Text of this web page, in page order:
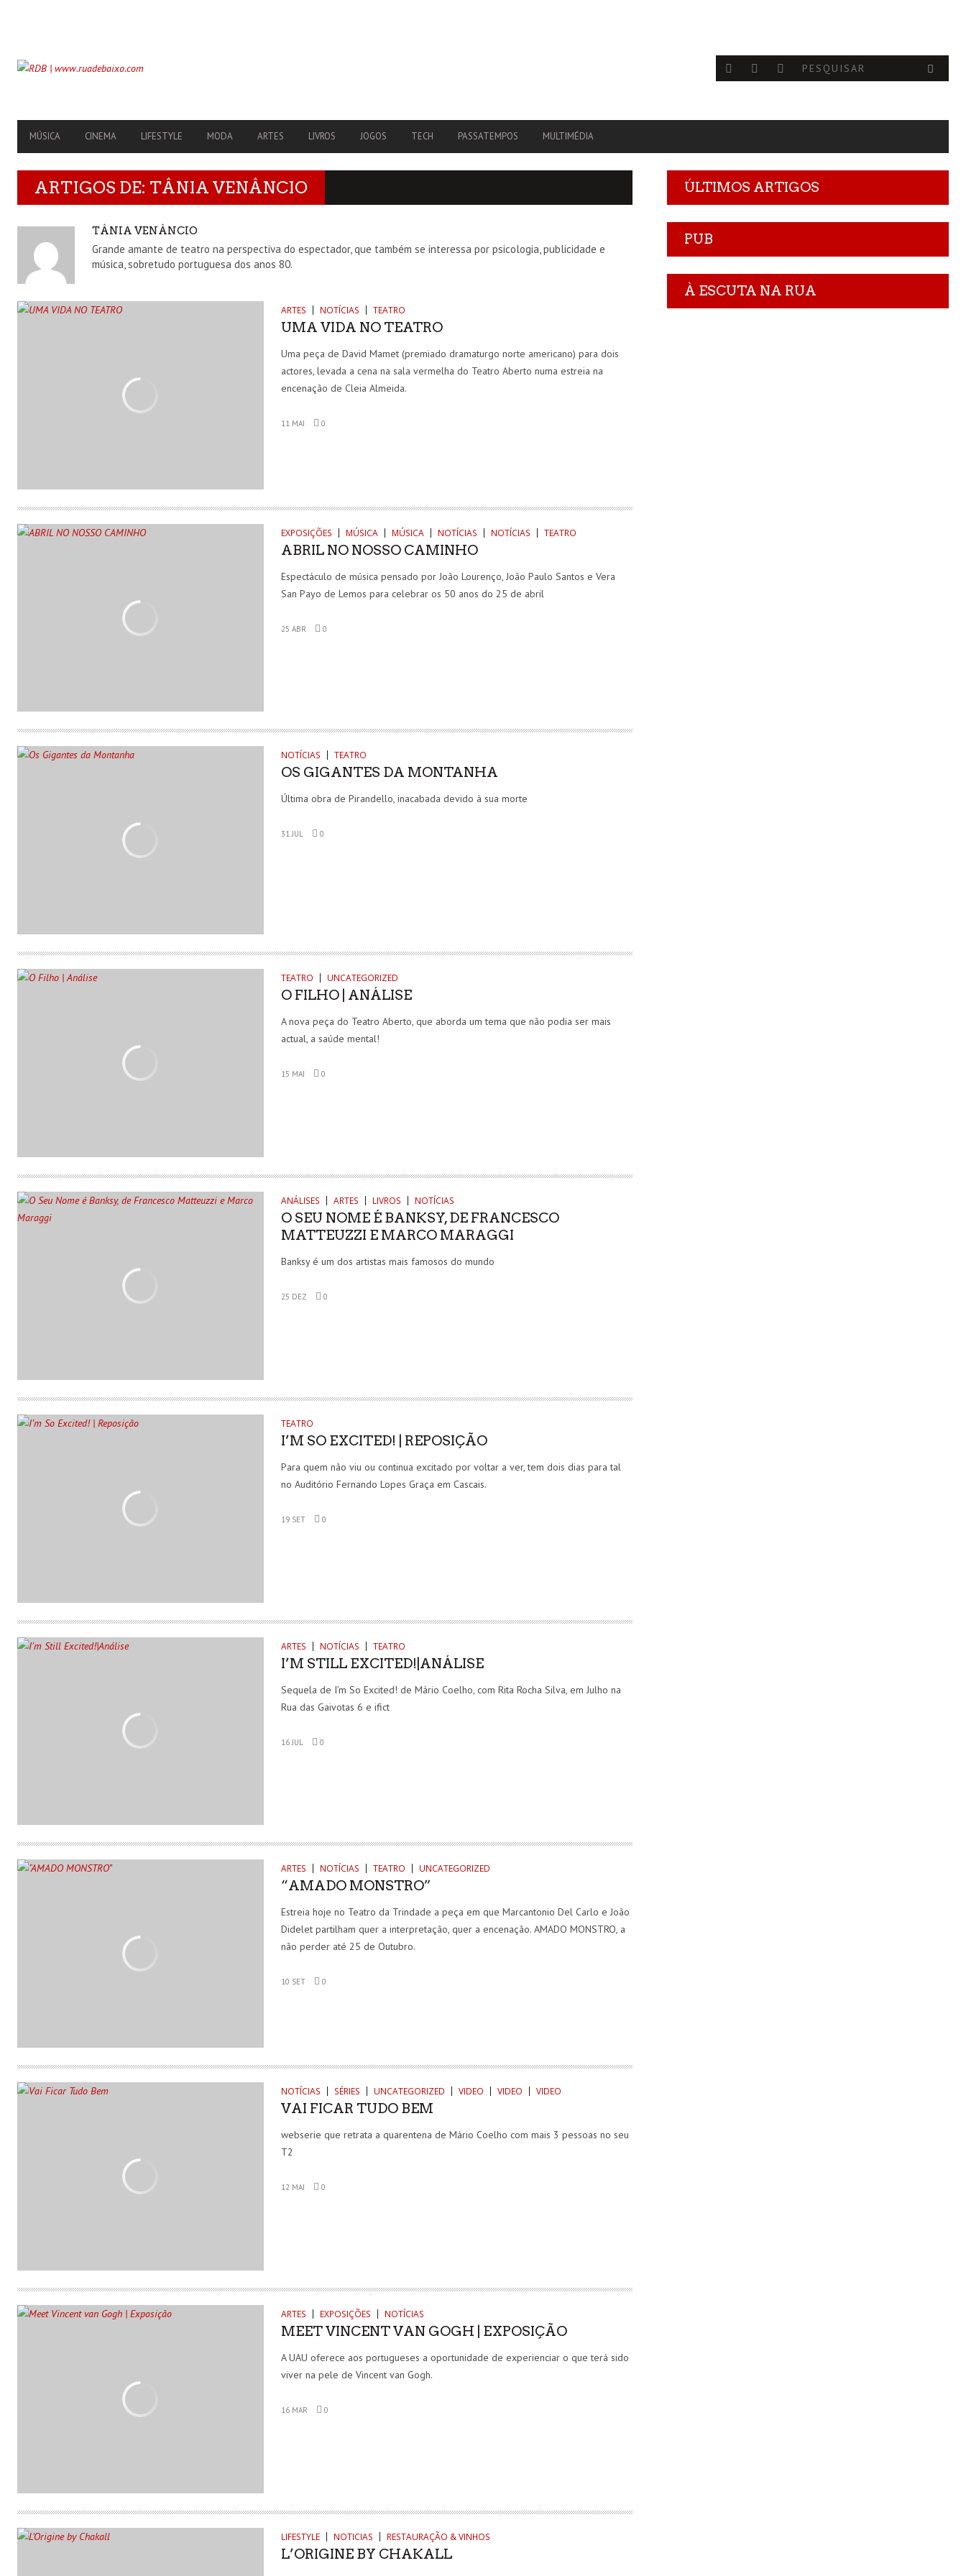
PRIMARY
NAVIGATION
MÚSICA CINEMA LIFESTYLE MODA ARTES LIVROS JOGOS TECH PASSATEMPOS MULTIMÉDIA
ARTIGOS DE: TÂNIA VENÂNCIO
AUTHOR
TÂNIA VENÂNCIO
Grande amante de teatro na perspectiva do espectador, que também se interessa por psicologia, publicidade e
música, sobretudo portuguesa dos anos 80.
ARTES NOTÍCIAS TEATRO
UMA VIDA NO TEATRO
Uma peça de David Mamet (premiado dramaturgo norte americano) para dois
actores, levada a cena na sala vermelha do Teatro Aberto numa estreia na
encenação de Cleia Almeida.
11 MAI 0
EXPOSIÇÕES MÚSICA MÚSICA NOTÍCIAS NOTÍCIAS TEATRO
ABRIL NO NOSSO CAMINHO
Espectáculo de música pensado por João Lourenço, João Paulo Santos e Vera
San Payo de Lemos para celebrar os 50 anos do 25 de abril
25 ABR 0
NOTÍCIAS TEATRO
OS GIGANTES DA MONTANHA
Última obra de Pirandello, inacabada devido à sua morte
31 JUL 0
TEATRO UNCATEGORIZED
O FILHO | ANÁLISE
A nova peça do Teatro Aberto, que aborda um tema que não podia ser mais
actual, a saúde mental!
15 MAI 0
ANÁLISES ARTES LIVROS NOTÍCIAS
O SEU NOME É BANKSY, DE FRANCESCO
MATTEUZZI E MARCO MARAGGI
Banksy é um dos artistas mais famosos do mundo
25 DEZ 0
TEATRO
I’M SO EXCITED! | REPOSIÇÃO
Para quem não viu ou continua excitado por voltar a ver, tem dois dias para tal
no Auditório Fernando Lopes Graça em Cascais.
19 SET 0
ARTES NOTÍCIAS TEATRO
I’M STILL EXCITED!|ANÁLISE
Sequela de I’m So Excited! de Mário Coelho, com Rita Rocha Silva, em Julho na
Rua das Gaivotas 6 e ifict
16 JUL 0
ARTES NOTÍCIAS TEATRO UNCATEGORIZED
“AMADO MONSTRO”
Estreia hoje no Teatro da Trindade a peça em que Marcantonio Del Carlo e João
Didelet partilham quer a interpretação, quer a encenação. AMADO MONSTRO, a
não perder até 25 de Outubro.
10 SET 0
NOTÍCIAS SÉRIES UNCATEGORIZED VIDEO VIDEO VIDEO
VAI FICAR TUDO BEM
webserie que retrata a quarentena de Mário Coelho com mais 3 pessoas no seu
T2
12 MAI 0
ARTES EXPOSIÇÕES NOTÍCIAS
MEET VINCENT VAN GOGH | EXPOSIÇÃO
A UAU oferece aos portugueses a oportunidade de experienciar o que terá sido
viver na pele de Vincent van Gogh.
16 MAR 0
LIFESTYLE NOTICIAS RESTAURAÇÃO & VINHOS
L’ORIGINE BY CHAKALL
ÚLTIMOS ARTIGOS
PUB
À ESCUTA NA RUA